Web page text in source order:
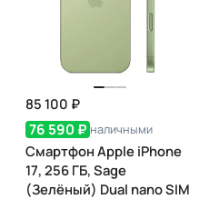
85 100 ₽
76 590 ₽ наличными
Смартфон Apple iPhone
17, 256 ГБ, Sage
(Зелёный) Dual nano SIM